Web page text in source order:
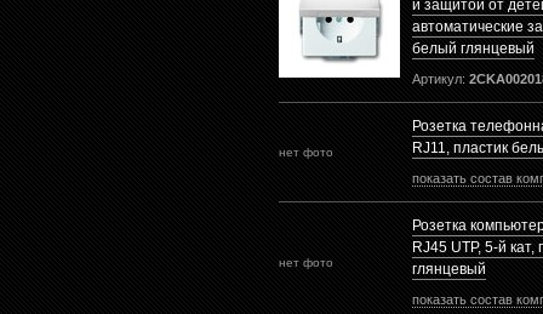
и защитой от
автоматические
белый глянцевый
Артикул:
нет фото
Розетка
RJ11, пластик
показать состав
нет фото
Розетка
RJ45 UTP, 5-й
глянцевый
показать состав